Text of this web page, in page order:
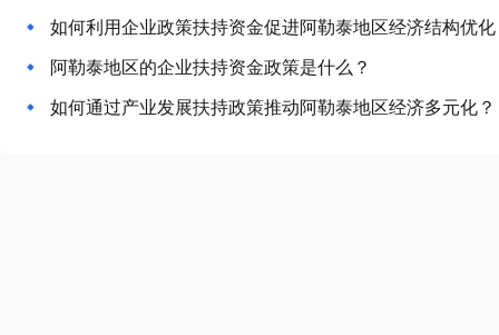
如何利用企业政策扶持资金促进阿勒泰地区经济结构优
阿勒泰地区的企业扶持资金政策是什么？
如何通过产业发展扶持政策推动阿勒泰地区经济多元化？